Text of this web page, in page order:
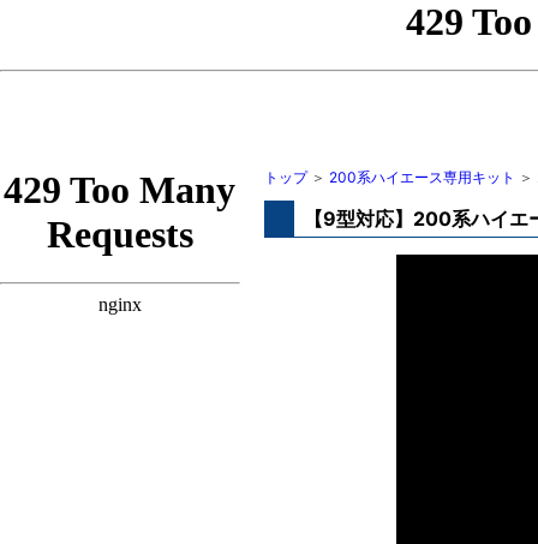
トップ＞ 200系ハイエース専用キット
【9型対応】200系ハイ